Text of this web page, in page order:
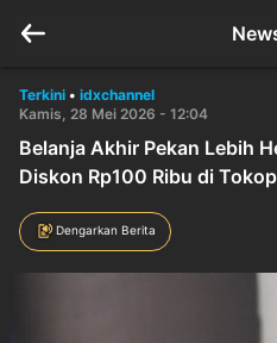
Terkini • idxchannel
Kamis, 28 Mei 2026 - 12:04
Belanja Akhir Pekan Lebih
Diskon Rp100 Ribu di
Dengarkan Berita